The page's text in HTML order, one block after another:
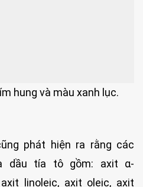
hung và màu xanh lục.
phát hiện ra rằng các
dầu tía tô gồm: axit α-
linoleic, axit oleic, axit